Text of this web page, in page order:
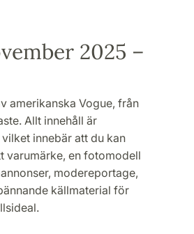
2025 –
amerikanska Vogue, från
Allt innehåll är
innebär att du kan
varumärke, en fotomodell
modereportage,
källmaterial för